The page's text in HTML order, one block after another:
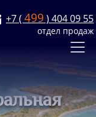
+7 ( 499 ) 404 09 55
отдел продаж